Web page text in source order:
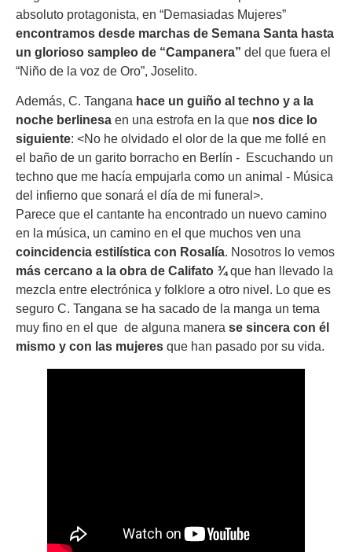
absoluto protagonista, en “Demasiadas Mujeres”
encontramos desde marchas de Semana Santa hasta
un glorioso sampleo de “Campanera” del que fuera el
“Niño de la voz de Oro”, Joselito.
Además, C. Tangana hace un guiño al techno y a la
noche berlinesa en una estrofa en la que nos dice lo
siguiente: <No he olvidado el olor de la que me follé en
el baño de un garito borracho en Berlín - Escuchando un
techno que me hacía empujarla como un animal - Música
del infierno que sonará el día de mi funeral>.
Parece que el cantante ha encontrado un nuevo camino
en la música, un camino en el que muchos ven una
coincidencia estilística con Rosalía. Nosotros lo vemos
más cercano a la obra de Califato ¾que han llevado la
mezcla entre electrónica y folklore a otro nivel. Lo que es
seguro C. Tangana se ha sacado de la manga un tema
muy fino en el que de alguna manera se sincera con él
mismo y con las mujeres que han pasado por su vida.